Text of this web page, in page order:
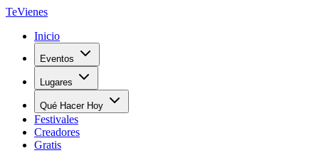
TeVienes
Inicio
Eventos
Lugares
Qué Hacer Hoy
Festivales
Creadores
Gratis